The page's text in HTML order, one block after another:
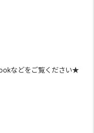
などをご覧ください★